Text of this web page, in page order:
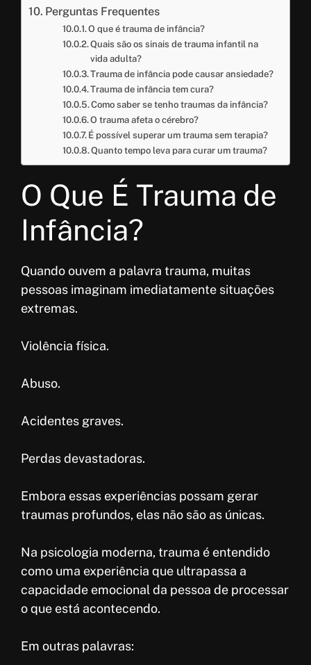
Perguntas Frequentes
O que é trauma de infância?
Quais são os sinais de trauma infantil na
vida adulta?
Trauma de infância pode causar ansiedade?
Trauma de infância tem cura?
Como saber se tenho traumas da infância?
O trauma afeta o cérebro?
É possível superar um trauma sem terapia?
Quanto tempo leva para curar um trauma?
O Que É Trauma de
Infância?
Quando ouvem a palavra trauma, muitas
pessoas imaginam imediatamente situações
extremas.
Violência física.
Abuso.
Acidentes graves.
Perdas devastadoras.
Embora essas experiências possam gerar
traumas profundos, elas não são as únicas.
Na psicologia moderna, trauma é entendido
como uma experiência que ultrapassa a
capacidade emocional da pessoa de processar
o que está acontecendo.
Em outras palavras: